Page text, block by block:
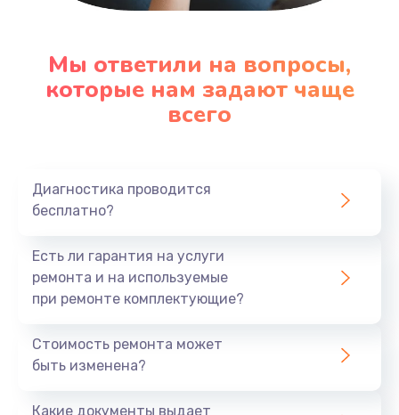
Заказать
1290 руб.
Заказать
890 руб.
Замена тачпада
990 руб.
Замена динамика
Мы ответили на вопросы,
которые нам задают чаще
всего
Диагностика проводится
бесплатно?
Есть ли гарантия на услуги
ремонта и на используемые
при ремонте комплектующие?
Стоимость ремонта может
быть изменена?
Какие документы выдает